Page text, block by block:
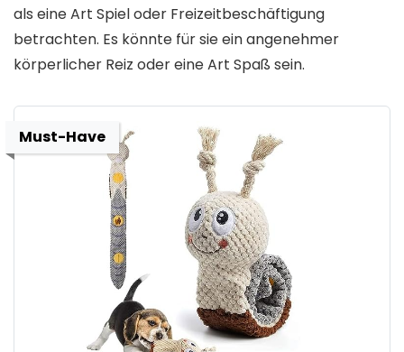
als eine Art Spiel oder Freizeitbeschäftigung
betrachten. Es könnte für sie ein angenehmer
körperlicher Reiz oder eine Art Spaß sein.
Must-Have